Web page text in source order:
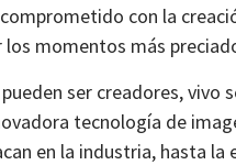
con la
momentos más
ser creadores, vivo
tecnología de
en la industria, hasta